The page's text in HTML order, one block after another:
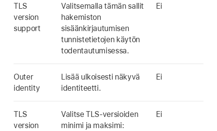
TLS
version
support
Valitsemalla tämän sallit
hakemiston
sisäänkirjautumisen
tunnistetietojen käytön
todentautumisessa.
Ei
Outer
identity
Lisää ulkoisesti näkyvä
identiteetti.
Ei
TLS
version
Valitse TLS-versioiden
minimi ja maksimi:
Ei